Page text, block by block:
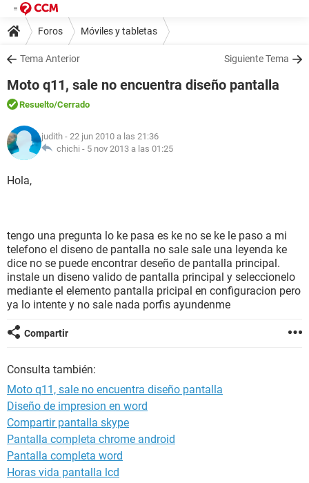
Foros Móviles y tabletas
Tema Anterior Siguiente Tema
Moto q11, sale no encuentra diseño pantalla
Resuelto/Cerrado
judith - 22 jun 2010 a las 21:36
chichi - 5 nov 2013 a las 01:25
Hola,
tengo una pregunta lo ke pasa es ke no se ke le paso a mi
telefono el diseno de pantalla no sale sale una leyenda ke
dice no se puede encontrar deseño de pantalla principal.
instale un diseno valido de pantalla principal y seleccionelo
mediante el elemento pantalla pricipal en configuracion pero
ya lo intente y no sale nada porfis ayundenme
Compartir
Consulta también:
Moto q11, sale no encuentra diseño pantalla
Diseño de impresion en word
Compartir pantalla skype
Pantalla completa chrome android
Pantalla completa word
Horas vida pantalla lcd